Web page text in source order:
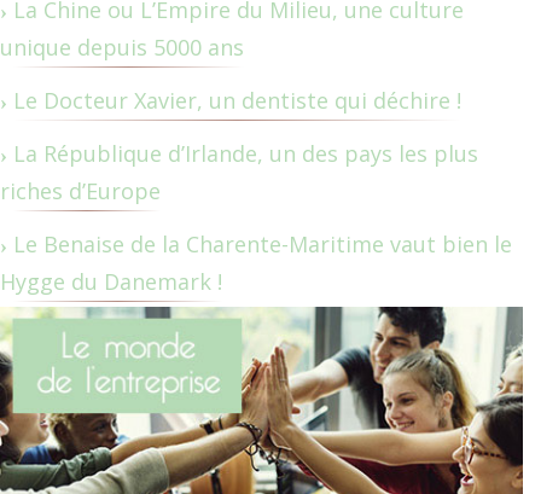
La Chine ou L’Empire du Milieu, une culture
unique depuis 5000 ans
Le Docteur Xavier, un dentiste qui déchire !
La République d’Irlande, un des pays les plus
riches d’Europe
Le Benaise de la Charente-Maritime vaut bien le
Hygge du Danemark !